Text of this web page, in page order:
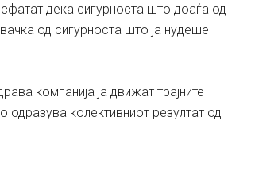
дека сигурноста што доаѓа од
од сигурноста што ја нудеше
компанија ја движат трајните
колективниот резултат од